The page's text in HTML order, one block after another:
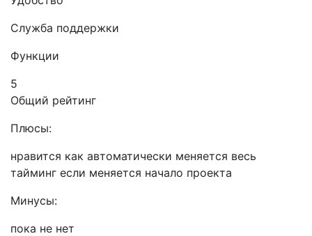
Служба поддержки
Функции
5
Общий рейтинг
Плюсы:
нравится как автоматически меняется весь
тайминг если меняется начало проекта
Минусы:
пока не нет